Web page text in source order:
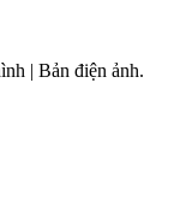
| Bản điện ảnh.